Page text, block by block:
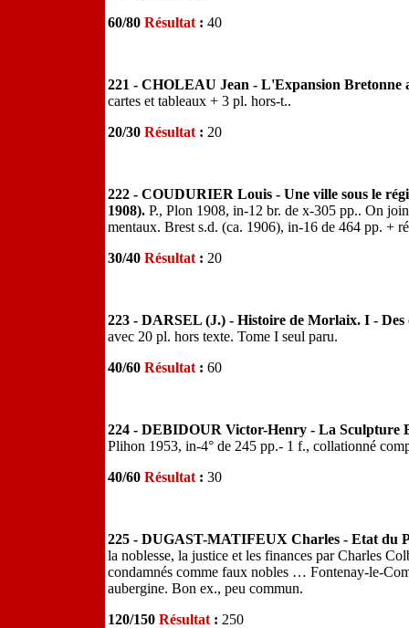
60/80 Résultat : 40
221 - CHOLEAU Jean - L'Expansion Bretonne
cartes et tableaux + 3 pl. hors-t..
20/30 Résultat : 20
222 - COUDURIER Louis - Une ville sous le
1908). P., Plon 1908, in-12 br. de x-305 pp.. On
mentaux. Brest s.d. (ca. 1906), in-16 de 464 pp. +
30/40 Résultat : 20
223 - DARSEL (J.) - Histoire de Morlaix. I -
avec 20 pl. hors texte. Tome I seul paru.
40/60 Résultat : 60
224 - DEBIDOUR Victor-Henry - La Sculpture
Plihon 1953, in-4° de 245 pp.- 1 f., collationné
40/60 Résultat : 30
225 - DUGAST-MATIFEUX Charles - Etat du
la noblesse, la justice et les finances par Charles
condamnés comme faux nobles … Fontenay-le-
aubergine. Bon ex., peu commun.
120/150 Résultat : 250